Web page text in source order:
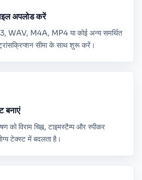
अपलोड करें
WAV, M4A, MP4 या कोई अन्य समर्थित
सीमा के साथ शुरू करें।
बनाएं
को विराम चिह्न, टाइमस्टैम्प और स्पीकर
टेक्स्ट में बदलता है।